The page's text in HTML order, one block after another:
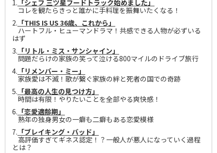
1. 「シェフ 三ツ星フードトラック始めました」
コレを観たらきっと誰かに手料理を振舞いたくなる！
2. 「THIS IS US 36歳、これから」
ハートフル・ヒューマンドラマ！共感できる人物が必ずいる
はず
3. 「リトル・ミス・サンシャイン」
問題だらけの家族の笑って泣ける800マイルのドライブ旅行
4. 「リメンバー・ミー」
家族愛は不滅！歌が繋ぐ家族の絆と死者の国での奇跡
5. 「最高の人生の見つけ方」
時間は有限！やりたいことを全部やる爽快感！
6. 「恋愛適齢期」
熟年の独身男女の一癖も二癖もある恋愛模様
7. 「ブレイキング・バッド」
高評価すぎてギネス認定！？一般人が悪人になっていく過程
とは？